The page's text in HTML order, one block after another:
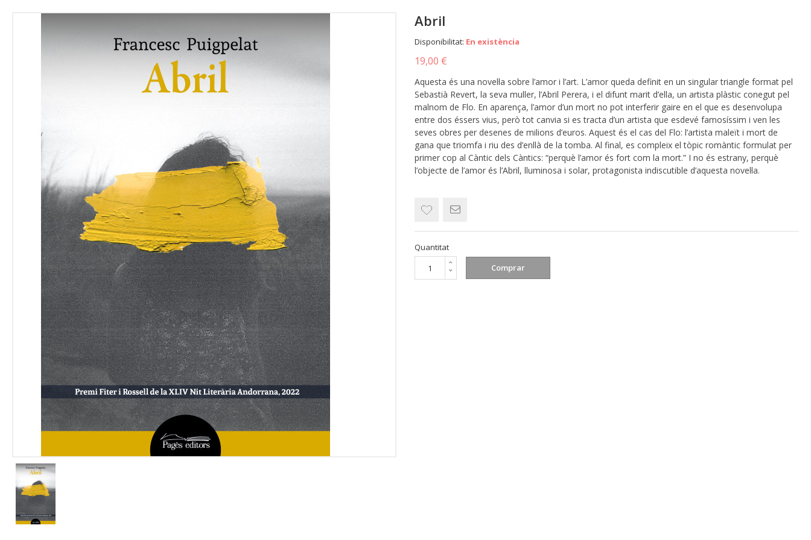
Abril
Disponibilitat: En existència
19,00 €
Aquesta és una novel·la sobre l’amor i l’art. L’amor queda definit en un singular triangle format pel
Sebastià Revert, la seva muller, l’Abril Perera, i el difunt marit d’ella, un artista plàstic conegut pel
malnom de Flo. En aparença, l’amor d’un mort no pot interferir gaire en el que es desenvolupa
entre dos éssers vius, però tot canvia si es tracta d’un artista que esdevé famosíssim i ven les
seves obres per desenes de milions d’euros. Aquest és el cas del Flo: l’artista maleït i mort de
gana que triomfa i riu des d’enllà de la tomba. Al final, es compleix el tòpic romàntic formulat per
primer cop al Càntic dels Càntics: “perquè l’amor és fort com la mort.” I no és estrany, perquè
l’objecte de l’amor és l’Abril, lluminosa i solar, protagonista indiscutible d’aquesta novel·la.
Quantitat
Comprar